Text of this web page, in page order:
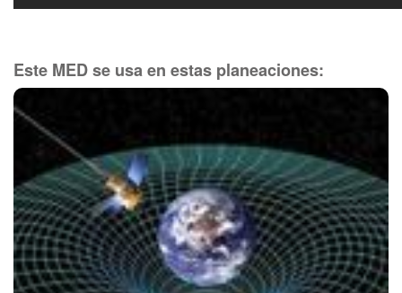
Este MED se usa en estas planeaciones: